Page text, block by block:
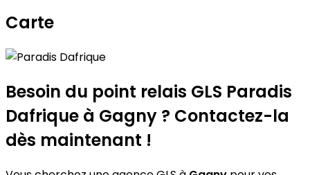
Carte
+
−
Besoin du point relais GLS Paradis
Dafrique à Gagny ? Contactez-la
dès maintenant !